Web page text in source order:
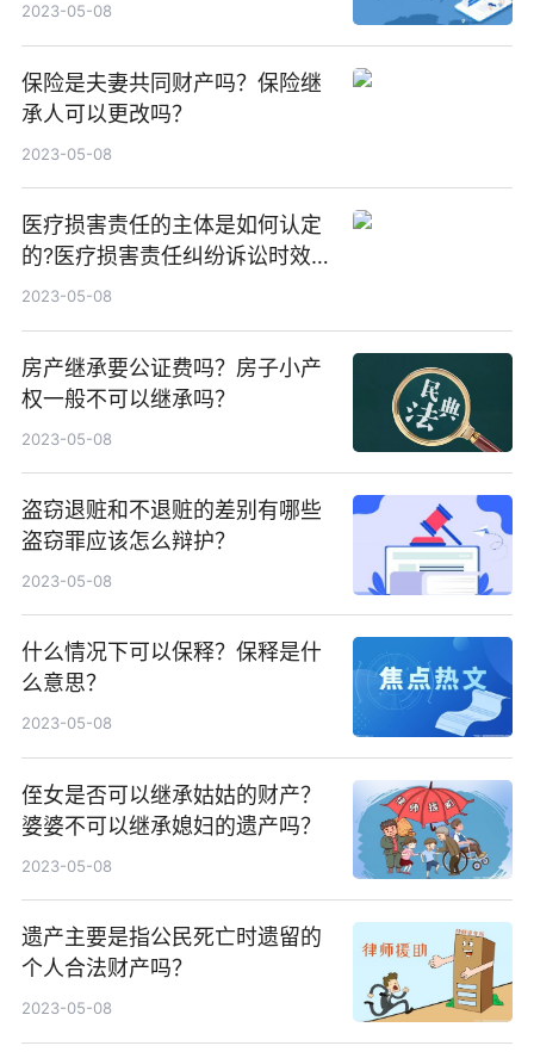
2023-05-08
保险是夫妻共同财产吗？保险继
承人可以更改吗？
2023-05-08
医疗损害责任的主体是如何认定
的?医疗损害责任纠纷诉讼时效
是多久？
2023-05-08
房产继承要公证费吗？房子小产
权一般不可以继承吗？
2023-05-08
盗窃退赃和不退赃的差别有哪些
盗窃罪应该怎么辩护？
2023-05-08
什么情况下可以保释？保释是什
么意思？
2023-05-08
侄女是否可以继承姑姑的财产？
婆婆不可以继承媳妇的遗产吗？
2023-05-08
遗产主要是指公民死亡时遗留的
个人合法财产吗？
2023-05-08